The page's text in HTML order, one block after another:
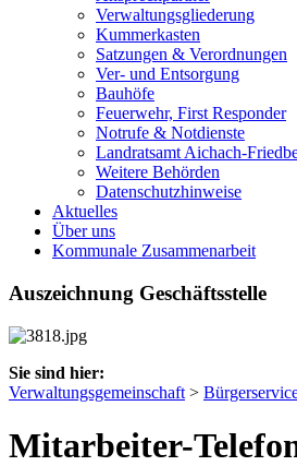
Verwaltungsgliederung
Kummerkasten
Satzungen & Verordnungen
Ver- und Entsorgung
Bauhöfe
Feuerwehr, First Responder
Notrufe & Notdienste
Landratsamt Aichach-
Weitere Behörden
Datenschutzhinweise
Aktuelles
Über uns
Kommunale Zusammenarbeit
Auszeichnung Geschäftsstelle
Sie sind hier:
Verwaltungsgemeinschaft >
Mitarbeiter-